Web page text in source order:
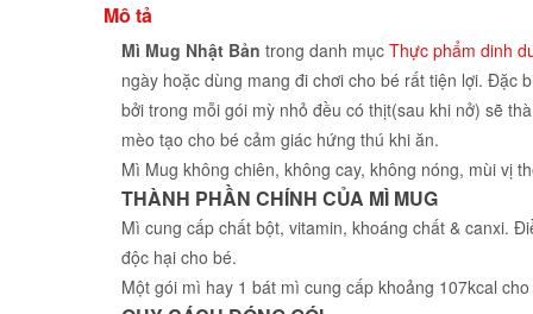
Mô tả
Mì Mug Nhật Bản trong danh mục Thực phẩm dinh
ngày hoặc dùng mang đi chơi cho bé rất tiện lợi. Đặc
bởi trong mỗi gói mỳ nhỏ đều có thịt(sau khi nở) sẽ
mèo tạo cho bé cảm giác hứng thú khi ăn.
Mì Mug không chiên, không cay, không nóng, mùi vị
THÀNH PHẦN CHÍNH CỦA MÌ MUG
Mì cung cấp chất bột, vitamin, khoáng chất & canxi.
độc hại cho bé.
Một gói mì hay 1 bát mì cung cấp khoảng 107kcal